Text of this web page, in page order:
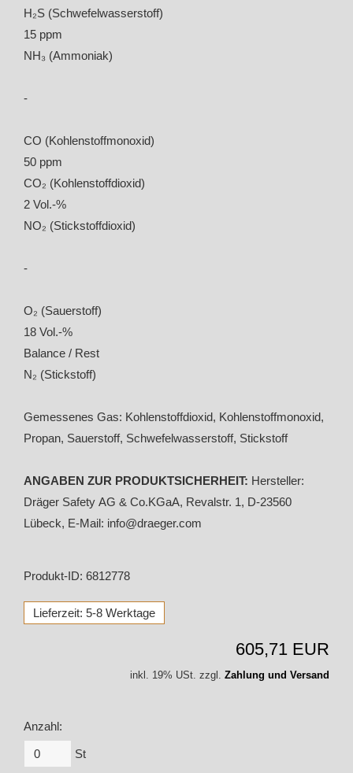
H₂S (Schwefelwasserstoff)
15 ppm
NH₃ (Ammoniak)
-
CO (Kohlenstoffmonoxid)
50 ppm
CO₂ (Kohlenstoffdioxid)
2 Vol.-%
NO₂ (Stickstoffdioxid)
-
O₂ (Sauerstoff)
18 Vol.-%
Balance / Rest
N₂ (Stickstoff)
Gemessenes Gas: Kohlenstoffdioxid, Kohlenstoffmonoxid,
Propan, Sauerstoff, Schwefelwasserstoff, Stickstoff
ANGABEN ZUR PRODUKTSICHERHEIT: Hersteller:
Dräger Safety AG & Co.KGaA, Revalstr. 1, D-23560
Lübeck, E-Mail: info@draeger.com
Produkt-ID: 6812778
Lieferzeit: 5-8 Werktage
605,71 EUR
inkl. 19% USt. zzgl. Zahlung und Versand
Anzahl:
St